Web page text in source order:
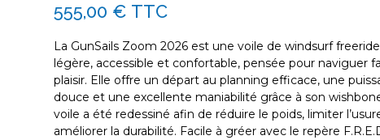
555,00 € TTC
La GunSails Zoom 2026 est une voile de windsurf
légère, accessible et confortable, pensée pour naviguer
plaisir. Elle offre un départ au planning efficace, une
douce et une excellente maniabilité grâce à son
voile a été redessiné afin de réduire le poids, limiter
améliorer la durabilité. Facile à gréer avec le repère